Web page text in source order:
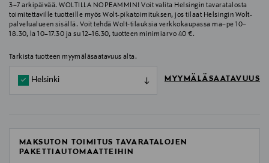
3–7 arkipäivää. WOLTILLA NOPEAMMIN! Voit valita Helsingin tavaratalosta
toimitettaville tuotteille myös Wolt-pikatoimituksen, jos tilaat Helsingin Wolt-
palvelualueen sisällä. Voit tehdä Wolt-tilauksia verkkokaupassa ma–pe 10–
18.30, la 10–17.30 ja su 12–16.30, tuotteen minimiarvo 40 €.
Tarkista tuotteen myymäläsaatavuus alta.
Helsinki MYYMÄLÄSAATAVUUS
MAKSUTON TOIMITUS TAVARATALOJEN
PAKETTIAUTOMAATTEIHIN